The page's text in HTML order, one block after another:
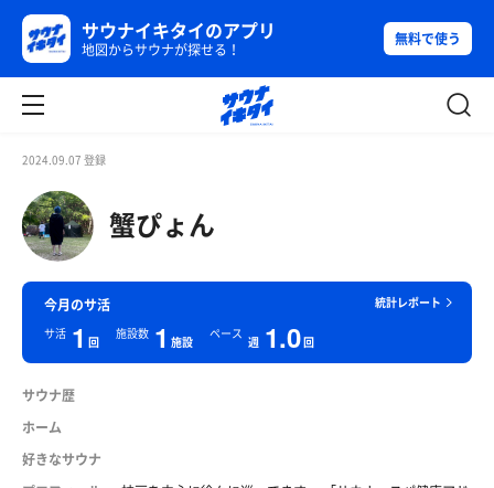
サウナイキタイのアプリ
地図からサウナが探せる！
無料で使う
2024.09.07 登録
蟹ぴょん
統計レポート
今月のサ活
サ活 1 回
施設数 1 施設
ペース
週 1.0回
サウナ歴
ホーム
好きなサウナ